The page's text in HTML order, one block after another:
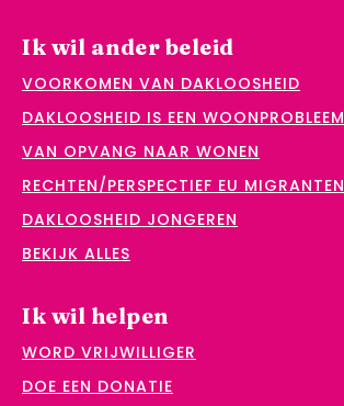
Ik wil ander beleid
VOORKOMEN VAN DAKLOOSHEID
DAKLOOSHEID IS EEN WOONPROBLEEM
VAN OPVANG NAAR WONEN
RECHTEN/PERSPECTIEF EU MIGRANTEN
DAKLOOSHEID JONGEREN
BEKIJK ALLES
Ik wil helpen
WORD VRIJWILLIGER
DOE EEN DONATIE